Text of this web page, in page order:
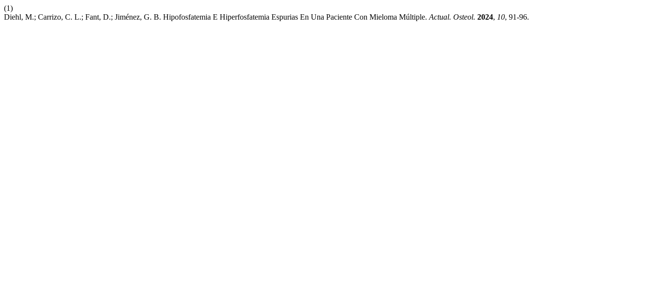
(1)
Diehl, M.; Carrizo, C. L.; Fant, D.; Jiménez, G. B. Hipofosfatemia E Hiperfosfatemia Espurias En Una Paciente Con Mieloma Múltiple. Actual. Osteol. 2024, 10, 91-96.